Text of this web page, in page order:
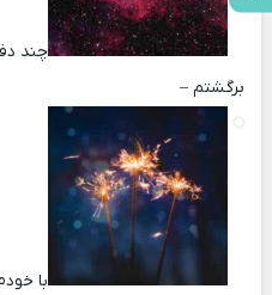
چند
برگشتم –
با